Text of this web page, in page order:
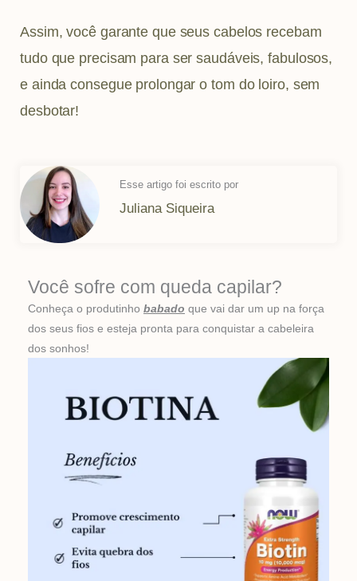
Assim, você garante que seus cabelos recebam
tudo que precisam para ser saudáveis, fabulosos,
e ainda consegue prolongar o tom do loiro, sem
desbotar!
Esse artigo foi escrito por
Juliana Siqueira
Você sofre com queda capilar?
Conheça o produtinho babado que vai dar um up na força
dos seus fios e esteja pronta para conquistar a cabeleira
dos sonhos!